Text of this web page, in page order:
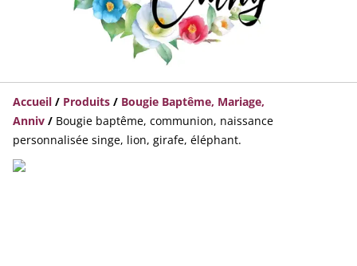
Accueil / Produits / Bougie Baptême, Mariage,
Anniv / Bougie baptême, communion, naissance
personnalisée singe, lion, girafe, éléphant.